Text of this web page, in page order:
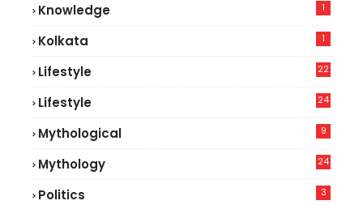
Knowledge 1
Kolkata 1
Lifestyle
22
Lifestyle
24
Mythological 9
Mythology 24
Politics 3